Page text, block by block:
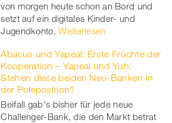
von morgen heute schon an Bord und
setzt auf ein digitales Kinder- und
Jugendkonto. Weiterlesen
Abacus und Yapeal: Erste Früchte der
Kooperation – Yapeal und Yuh:
Stehen diese beiden Neo-Banken in
der Poleposition?
Beifall gab's bisher für jede neue
Challenger-Bank, die den Markt betrat